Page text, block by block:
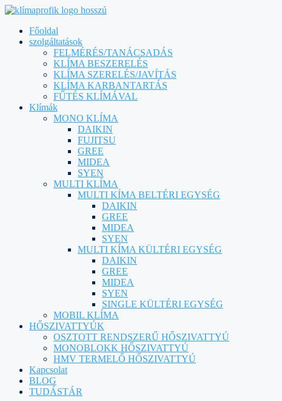
Főoldal
szolgáltatások
FELMÉRÉS/TANÁCSADÁS
KLÍMA BESZERELÉS
KLÍMA SZERELÉS/JAVÍTÁS
KLÍMA KARBANTARTÁS
FŰTÉS KLÍMÁVAL
Klímák
MONO KLÍMA
DAIKIN
FUJITSU
GREE
MIDEA
SYEN
MULTI KLÍMA
MULTI KÍMA BELTÉRI EGYSÉG
DAIKIN
GREE
MIDEA
SYEN
MULTI KÍMA KÜLTÉRI EGYSÉG
DAIKIN
GREE
MIDEA
SYEN
SINGLE KÜLTÉRI EGYSÉG
MOBIL KLÍMA
HŐSZIVATTYÚK
OSZTOTT RENDSZERŰ HŐSZIVATTYÚ
MONOBLOKK HŐSZIVATTYÚ
HMV TERMELŐ HŐSZIVATTYÚ
Kapcsolat
BLOG
TUDÁSTÁR